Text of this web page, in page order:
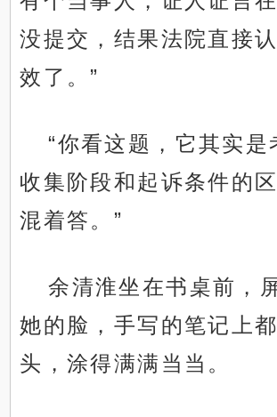
没提交，结果法院直接
效了。”
“你看这题，它其实是
收集阶段和起诉条件的
混着答。”
余清淮坐在书桌前，
她的脸，手写的笔记上
头，涂得满满当当。